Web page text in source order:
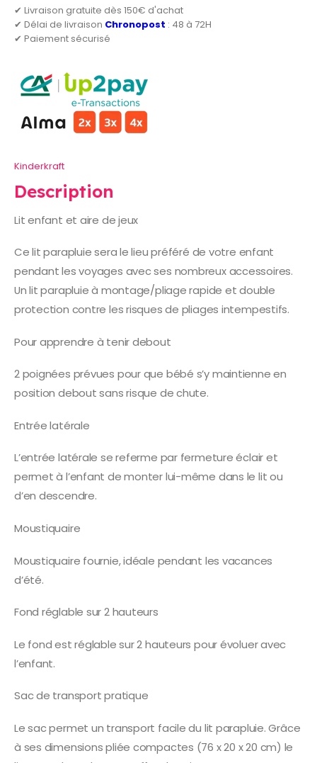
✔ Livraison gratuite dès 150€ d'achat
✔ Délai de livraison Chronopost : 48 à 72H
✔ Paiement sécurisé
Kinderkraft
Description
Lit enfant et aire de jeux
Ce lit parapluie sera le lieu préféré de votre enfant
pendant les voyages avec ses nombreux accessoires.
Un lit parapluie à montage/pliage rapide et double
protection contre les risques de pliages intempestifs.
Pour apprendre à tenir debout
2 poignées prévues pour que bébé s’y maintienne en
position debout sans risque de chute.
Entrée latérale
L’entrée latérale se referme par fermeture éclair et
permet à l’enfant de monter lui-même dans le lit ou
d’en descendre.
Moustiquaire
Moustiquaire fournie, idéale pendant les vacances
d’été.
Fond réglable sur 2 hauteurs
Le fond est réglable sur 2 hauteurs pour évoluer avec
l’enfant.
Sac de transport pratique
Le sac permet un transport facile du lit parapluie. Grâce
à ses dimensions pliée compactes (76 x 20 x 20 cm) le